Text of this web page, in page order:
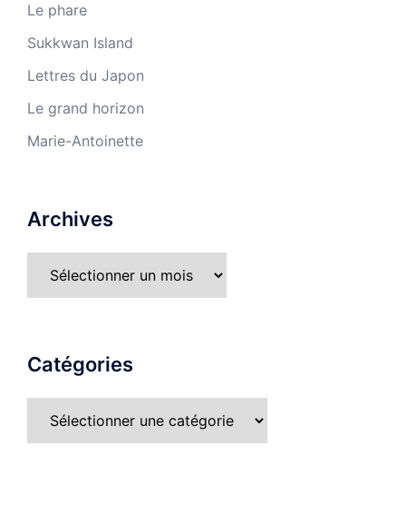
Le phare
Sukkwan Island
Lettres du Japon
Le grand horizon
Marie-Antoinette
Archives
Catégories